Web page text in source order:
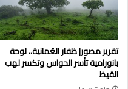
تقرير مصور| ظفار العُمانية.. لوحة
بانورامية تأسر الحواس وتكسر لهب
القيظ